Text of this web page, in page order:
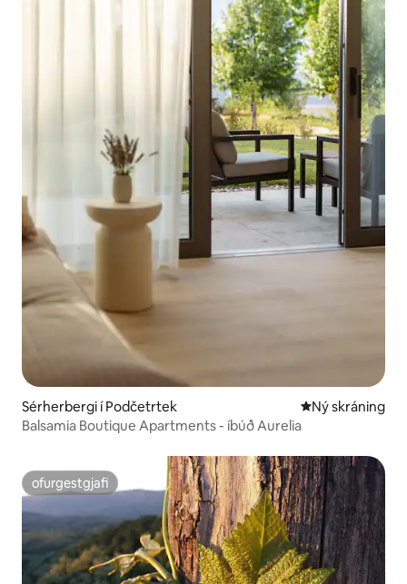
Sérherbergi í Podčetrtek Ný gistiaðstaða
Ný skráning
Balsamia Boutique Apartments - íbúð Aurelia
ofurgestgjafi
ofurgestgjafi